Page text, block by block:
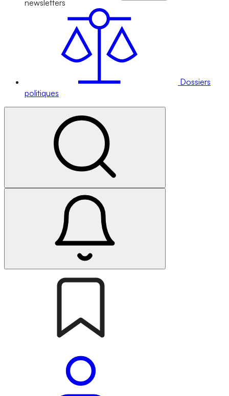
newsletters
Dossiers
politiques